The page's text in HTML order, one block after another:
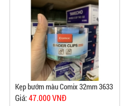
Kẹp bướm màu Comix 32mm 3633
Giá:47.000 VNĐ